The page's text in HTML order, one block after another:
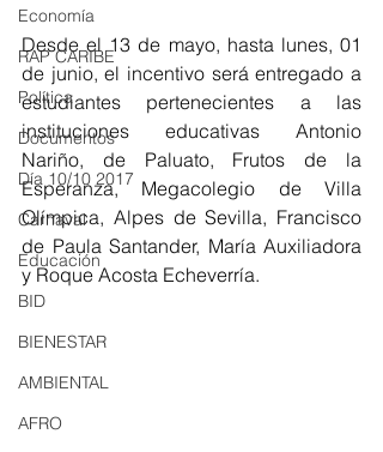
Economía
RAP CARIBE
Política
Documentos
Día 10/10 2017
Carnaval
Educación
BID
BIENESTAR
AMBIENTAL
AFRO
Desde el 13 de mayo, hasta lunes, 01
de junio, el incentivo será entregado a
estudiantes pertenecientes a las
instituciones educativas Antonio
Nariño, de Paluato, Frutos de la
Esperanza, Megacolegio de Villa
Olímpica, Alpes de Sevilla, Francisco
de Paula Santander, María Auxiliadora
y Roque Acosta Echeverría.